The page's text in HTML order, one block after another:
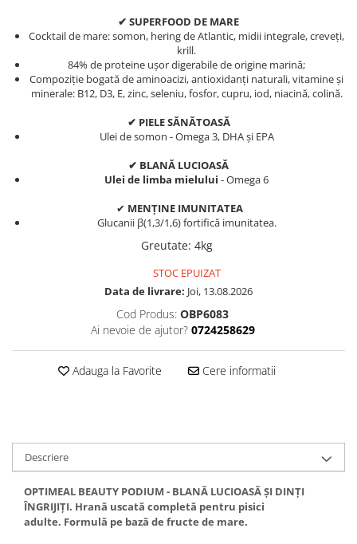
✔ SUPERFOOD DE MARE
Cocktail de mare: somon, hering de Atlantic, midii integrale, creveți,
krill.
84% de proteine ușor digerabile de origine marină;
Compoziție bogată de aminoacizi, antioxidanți naturali, vitamine și
minerale: B12, D3, E, zinc, seleniu, fosfor, cupru, iod, niacină, colină.
✔ PIELE SĂNĂTOASĂ
Ulei de somon - Omega 3, DHA și EPA
✔ BLANĂ LUCIOASĂ
Ulei de limba mielului - Omega 6
✔ MENȚINE IMUNITATEA
Glucanii β(1,3/1,6) fortifică imunitatea.
Greutate: 4kg
STOC EPUIZAT
Data de livrare: Joi, 13.08.2026
Cod Produs: OBP6083
Ai nevoie de ajutor? 0724258629
Adauga la Favorite Cere informatii
Descriere
OPTIMEAL BEAUTY PODIUM - BLANĂ LUCIOASĂ ȘI DINȚI
ÎNGRIJIȚI. Hrană uscată completă pentru pisici
adulte. Formulă pe bază de fructe de mare.